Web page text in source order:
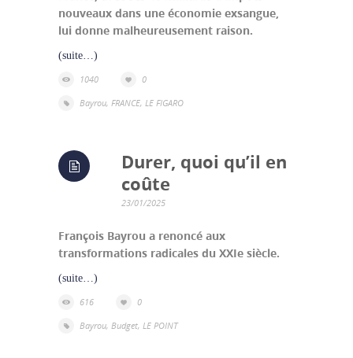
nouveaux dans une économie exsangue,
lui donne malheureusement raison.
(suite…)
1040
0
Bayrou, FRANCE, LE FIGARO
Durer, quoi qu’il en
coûte
23/01/2025
François Bayrou a renoncé aux
transformations radicales du XXIe siècle.
(suite…)
616
0
Bayrou, Budget, LE POINT